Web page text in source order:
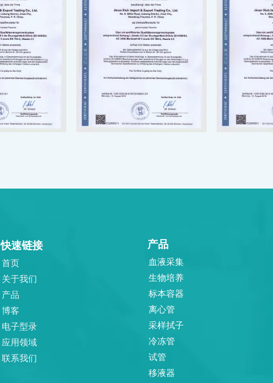
快速链接
首页
关于我们
产品
博客
电子型录
应用领域
联系我们
产品
血液采集
生物培养
标本容器
离心管
采样拭子
冷冻管
试管
移液器